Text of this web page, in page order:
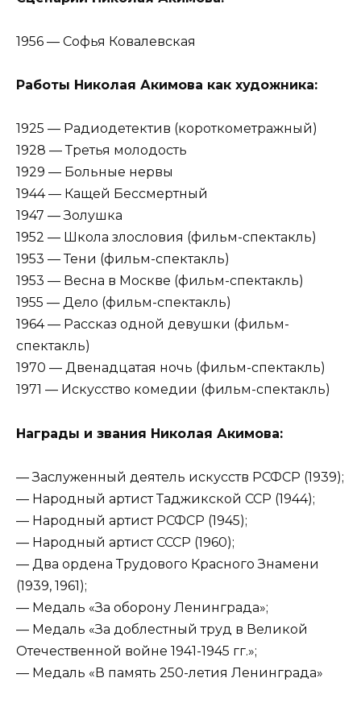
1956 — Софья Ковалевская
Работы Николая Акимова как художника:
1925 — Радиодетектив (короткометражный)
1928 — Третья молодость
1929 — Больные нервы
1944 — Кащей Бессмертный
1947 — Золушка
1952 — Школа злословия (фильм-спектакль)
1953 — Тени (фильм-спектакль)
1953 — Весна в Москве (фильм-спектакль)
1955 — Дело (фильм-спектакль)
1964 — Рассказ одной девушки (фильм-
спектакль)
1970 — Двенадцатая ночь (фильм-спектакль)
1971 — Искусство комедии (фильм-спектакль)
Награды и звания Николая Акимова:
— Заслуженный деятель искусств РСФСР (1939);
— Народный артист Таджикской ССР (1944);
— Народный артист РСФСР (1945);
— Народный артист СССР (1960);
— Два ордена Трудового Красного Знамени
(1939, 1961);
— Медаль «За оборону Ленинграда»;
— Медаль «За доблестный труд в Великой
Отечественной войне 1941-1945 гг.»;
— Медаль «В память 250-летия Ленинграда»